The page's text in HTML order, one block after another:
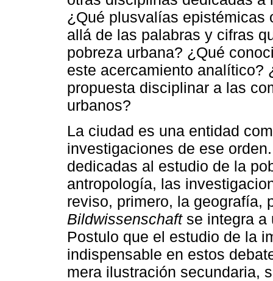
¿Qué plusvalías epistémicas
allá de las palabras y cifras
pobreza urbana? ¿Qué
este acercamiento analítico?
propuesta disciplinar a las
urbanos?
La ciudad es una entidad
investigaciones de ese
dedicadas al estudio de la
antropología, las
reviso, primero, la geografía,
Bildwissenschaftse integra a
Postulo que el estudio de la
indispensable en estos
mera ilustración secundaria,